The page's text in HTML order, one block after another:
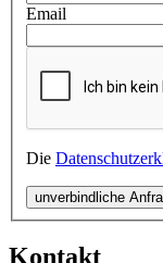
Email
Die
unverbindliche
Kontakt